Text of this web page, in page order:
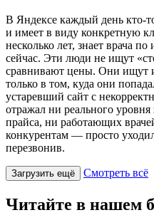
В Яндексе каждый день кто-
и имеет в виду конкретную
несколько лет, знает врача
сейчас. Эти люди не ищут
сравнивают цены. Они ищут
только в том, куда они
устаревший сайт с
отражал ни реального
прайса, ни работающих
конкурентам — просто
перезвонив.
Загрузить ещё Смотреть всё
Читайте в нашем